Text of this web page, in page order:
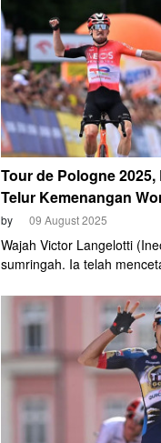
Tour de Pologne
Telur Kemenangan
by 09 August 2025
Wajah Victor Langelotti
sumringah. Ia telah
di level profesional.
kemenangan WorldTour
etape 6 Tour de Pologne